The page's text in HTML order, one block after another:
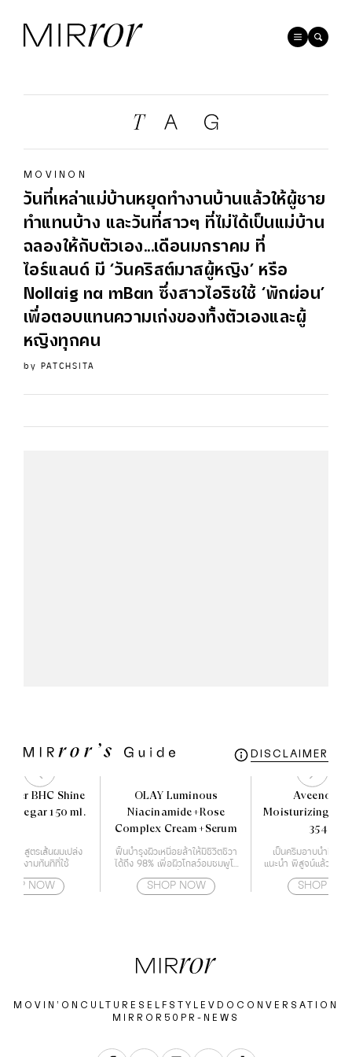
MOVINON
วันที่เหล่าแม่บ้านหยุดทำงานบ้านแล้วให้ผู้ชาย
ทำแทนบ้าง และวันที่สาวๆ ที่ไม่ได้เป็นแม่บ้าน
ฉลองให้กับตัวเอง...เดือนมกราคม ที่
ไอร์แลนด์ มี ‘วันคริสต์มาสผู้หญิง’ หรือ
Nollaig na mBan ซึ่งสาวไอริชใช้ ‘พักผ่อน’
เพื่อตอบแทนความเก่งของทั้งตัวเองและผู้
หญิงทุกคน
by PATCHSITA
DISCLAIMER
BHC Shine
Vinegar 150 ml.
มลื่น สูตรเส้นผมเปล่ง
ยเงางามทันทีที่ใช้
NOW
OLAY Luminous
Niacinamide+Rose
Complex Cream+Serum
ฟื้นบำรุงผิวเหนื่อยล้าให้มีชีวิตชีวา
ได้ถึง 98% เพื่อผิวโกลว์อมชมพูโร
SHOP NOW
Aveeno
Moisturizing
354 ml.
เป็นครีมอาบน้ำที่แพ
แนะนำ พิสูจน์แล้วว่าลด
24 ชั่วโมง
SHOP
MOVIN’ON CULTURE SELF STYLE VDO CONVERSATION
MIRROR50 PR-NEWS